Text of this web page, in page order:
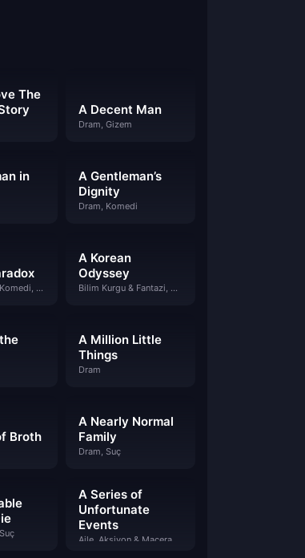
The
A Decent Man
Dram, Gizem
in
A Gentleman’s
Dignity
Dram, Komedi
Dram, Gizem, Komedi, Suç
A Korean
Odyssey
Bilim Kurgu & Fantazi, Dram, Gizem, Komedi
A Million Little
Things
Dram
Broth
A Nearly Normal
Family
Dram, Suç
A Series of
Unfortunate
Events